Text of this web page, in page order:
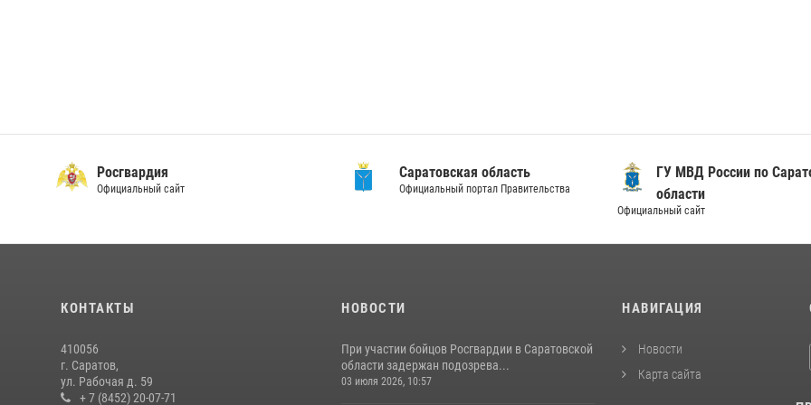
Росгвардия
Официальный сайт
Саратовская область
Официальный портал Правительства
ГУ МВД России по
области
Официальный сайт
КОНТАКТЫ
410056
г. Саратов,
ул. Рабочая д. 59
+ 7 (8452) 20-07-71
НОВОСТИ
При участии бойцов Росгвардии в Саратовской
области задержан подозрева...
03 июля 2026, 10:57
НАВИГАЦИЯ
Новости
Карта сайта